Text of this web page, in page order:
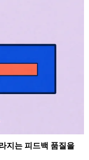
지는 피드백 품질을